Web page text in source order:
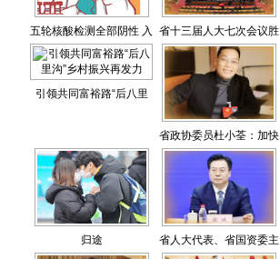
五轮核酸检测全部阴性 入
济返济最新政策公布
省十三届人大七次会议胜
利闭幕
引领共同富裕路“后八里
省政协委员杜小荃：加快
推进山东黄河文化旅游带
建设
归途 省人大代表、省国资委主